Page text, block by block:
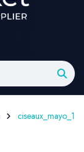
ciseaux_mayo_1